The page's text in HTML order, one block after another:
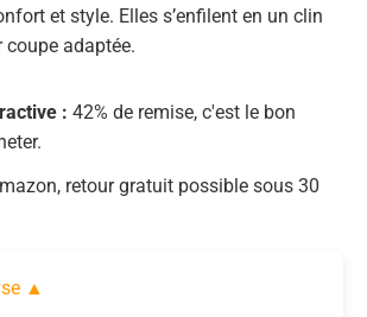
et style. Elles s’enfilent en un clin
adaptée.
: 42% de remise, c'est le bon
retour gratuit possible sous 30
▲